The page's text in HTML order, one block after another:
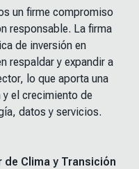
un firme compromiso
responsable. La firma
de inversión en
respaldar y expandir a
lo que aporta una
y el crecimiento de
datos y servicios.
Clima y Transición